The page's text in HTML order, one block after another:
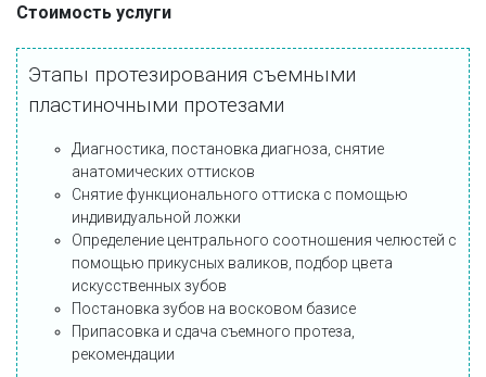
Стоимость услуги
Этапы протезирования съемными
пластиночными протезами
Диагностика, постановка диагноза, снятие
анатомических оттисков
Снятие функционального оттиска с помощью
индивидуальной ложки
Определение центрального соотношения челюстей с
помощью прикусных валиков, подбор цвета
искусственных зубов
Постановка зубов на восковом базисе
Припасовка и сдача съемного протеза,
рекомендации